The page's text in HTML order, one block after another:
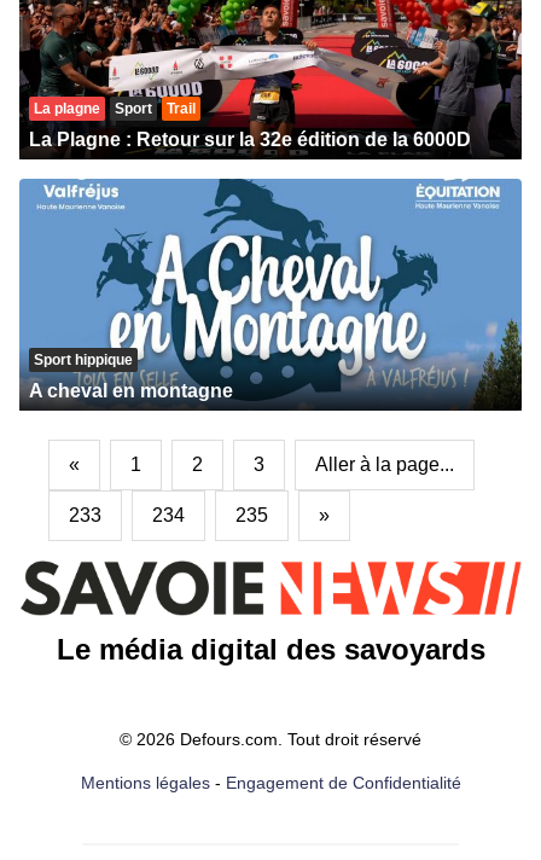
La plagne Sport Trail
La Plagne : Retour sur la 32e édition de la 6000D
Sport hippique
A cheval en montagne
« 1 2 3 Aller à la page...
233 234 235 »
Le média digital des savoyards
© 2026 Defours.com. Tout droit réservé
Mentions légales- Engagement de Confidentialité